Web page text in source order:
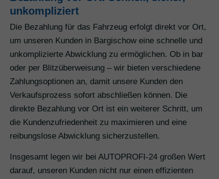
unkompliziert
Die Bezahlung für das Fahrzeug erfolgt direkt vor Ort,
um unseren Kunden in Bargischow eine schnelle und
unkomplizierte Abwicklung zu ermöglichen. Ob in bar
oder per Blitzüberweisung – wir bieten verschiedene
Zahlungsoptionen an, damit unsere Kunden den
Verkaufsprozess sofort abschließen können. Die
direkte Bezahlung vor Ort ist ein weiterer Schritt, um
die Kundenzufriedenheit zu maximieren und eine
reibungslose Abwicklung sicherzustellen.
Insgesamt legen wir bei AUTOPROFI-24 großen Wert
darauf, unseren Kunden nicht nur einen effizienten